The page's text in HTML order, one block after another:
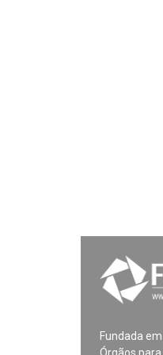
Fundada